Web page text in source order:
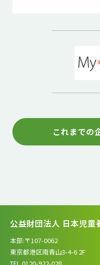
これまでの
公益財団法人 日本児童
本部:〒107-0062
東京都港区南青山3-4-6 2F